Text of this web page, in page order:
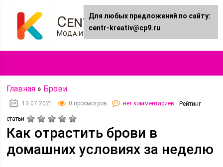
Centr-kreativ.ru
Мода и Стиль
Главная » Брови
13.07.2021 0 просмотров нет комментариев Рейтинг
статьи
Как отрастить брови в
домашних условиях за неделю
Для любых предложений по сайту:
centr-kreativ@cp9.ru